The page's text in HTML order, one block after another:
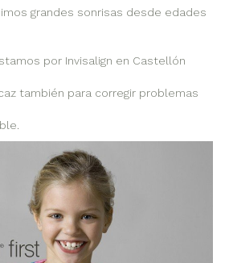
grandes sonrisas desde edades
por Invisalign en Castellón
también para corregir problemas